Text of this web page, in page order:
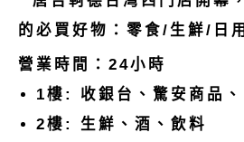
營業時間：24小時
1樓: 收銀台、驚安商品、
2樓: 生鮮、酒、飲料